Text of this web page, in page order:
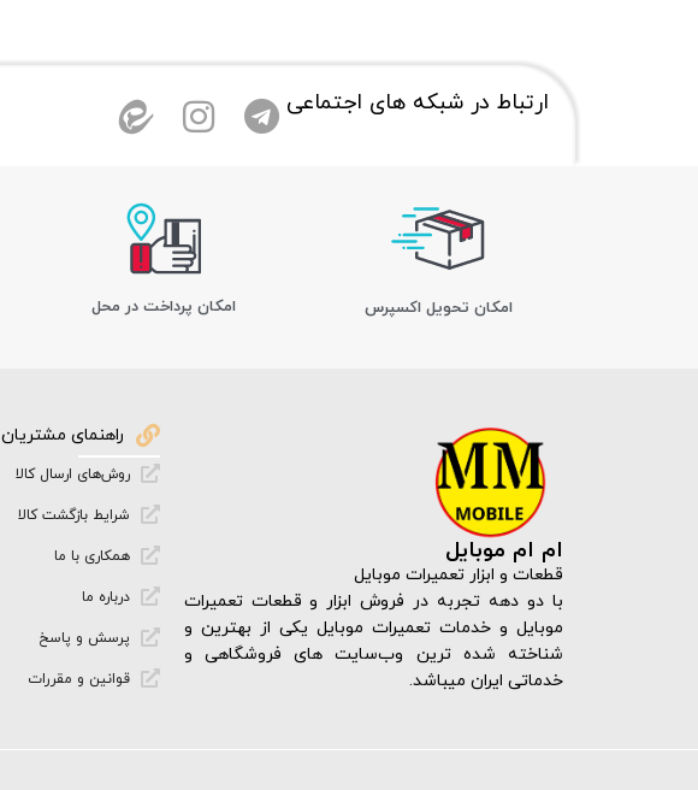
ارتباط در شبکه های اجتماعی
اﻣﮑﺎن ﺗﺤﻮﯾﻞ اﮐﺴﭙﺮس امکان پرداخت در محل
ام ام موبایل
قطعات و ابزار تعمیرات موبایل
با دو دهه تجربه در فروش ابزار و قطعات تعمیرات
موبایل و خدمات تعمیرات موبایل یکی از بهترین و
شناخته شده ترین وب‌سایت های فروشگاهی و
خدماتی ایران میباشد.
راهنمای مشتریان
روش‌های ارسال کالا
شرایط بازگشت کالا
همکاری با ما
درباره ما
پرسش و پاسخ
قوانین و مقررات